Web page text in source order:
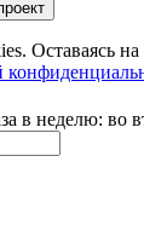
Оставаясь на
в неделю: во